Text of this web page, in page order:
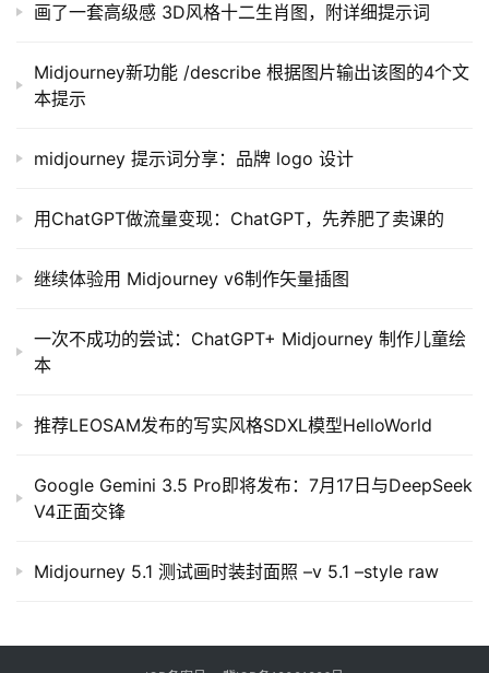
画了一套高级感 3D风格十二生肖图，附详细提示词
Midjourney新功能 /describe 根据图片输出该图的4个文
本提示
midjourney 提示词分享：品牌 logo 设计
用ChatGPT做流量变现：ChatGPT，先养肥了卖课的
继续体验用 Midjourney v6制作矢量插图
一次不成功的尝试：ChatGPT+ Midjourney 制作儿童绘
本
推荐LEOSAM发布的写实风格SDXL模型HelloWorld
Google Gemini 3.5 Pro即将发布：7月17日与DeepSeek
V4正面交锋
Midjourney 5.1 测试画时装封面照 –v 5.1 –style raw